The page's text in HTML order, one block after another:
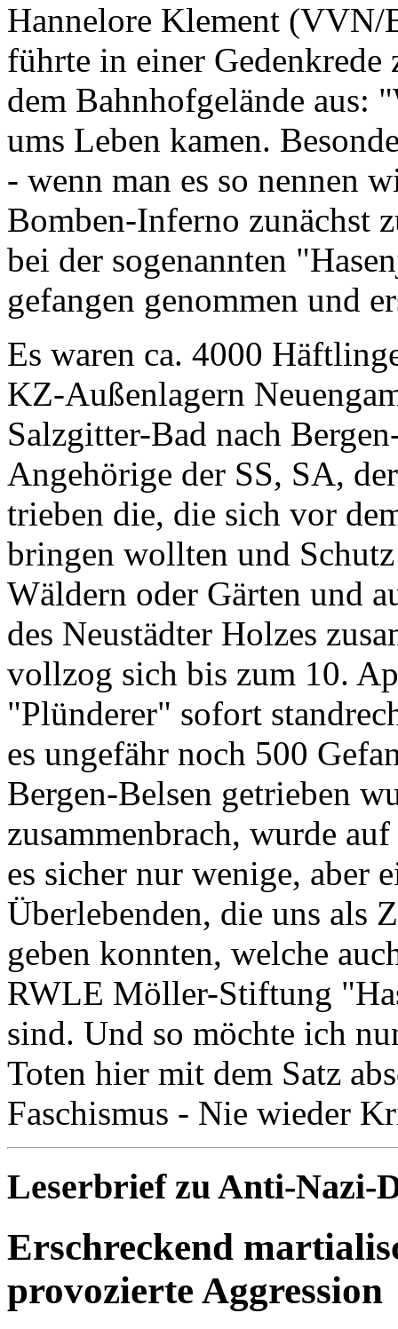
Hannelore Klement
führte in einer Gedenkrede
dem Bahnhofgelände aus:
ums Leben kamen.
- wenn man es so nennen
Bomben-Inferno zunächst
bei der sogenannten
gefangen genommen und
Es waren ca. 4000
KZ-Außenlagern
Salzgitter-Bad nach
Angehörige der SS, SA,
trieben die, die sich vor
bringen wollten und
Wäldern oder Gärten und
des Neustädter Holzes
vollzog sich bis zum 10.
"Plünderer" sofort
es ungefähr noch 500
Bergen-Belsen getrieben
zusammenbrach, wurde
es sicher nur wenige, aber
Überlebenden, die uns als
geben konnten, welche
RWLE Möller-Stiftung
sind. Und so möchte ich
Toten hier mit dem Satz
Faschismus - Nie wieder
Leserbrief zu Anti-Nazi-
Erschreckend
provozierte Aggression